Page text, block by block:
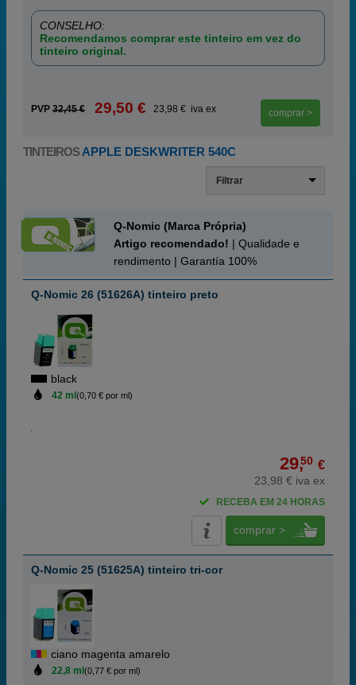
CONSELHO:
Recomendamos comprar este tinteiro em vez do
tinteiro original.
PVP 32,45 € 29,50 € 23,98 € iva ex comprar >
TINTEIROS APPLE DESKWRITER 540C
Filtrar
Q-Nomic (Marca Própria)
Artigo recomendado! | Qualidade e
rendimento | Garantía 100%
Q-Nomic 26 (51626A) tinteiro preto
black
42 ml (0,70 € por ml)
29,50 €
23,98 € iva ex
RECEBA EM 24 HORAS
comprar >
Q-Nomic 25 (51625A) tinteiro tri-cor
ciano magenta amarelo
22,8 ml (0,77 € por ml)